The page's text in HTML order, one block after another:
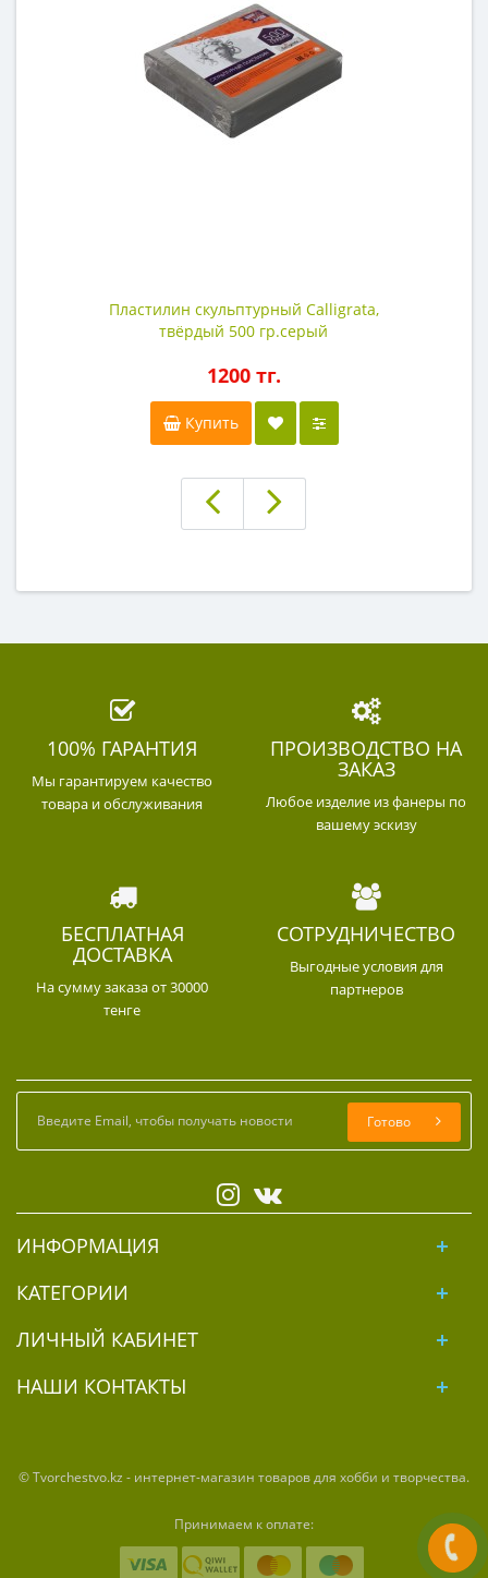
Пластилин скульптурный Calligrata,
твёрдый 500 гр.серый
1200 тг.
Купить
100% ГАРАНТИЯ
Мы гарантируем качество
товара и обслуживания
ПРОИЗВОДСТВО НА
ЗАКАЗ
Любое изделие из фанеры по
вашему эскизу
БЕСПЛАТНАЯ
ДОСТАВКА
На сумму заказа от 30000
тенге
СОТРУДНИЧЕСТВО
Выгодные условия для
партнеров
Готово
ИНФОРМАЦИЯ
КАТЕГОРИИ
ЛИЧНЫЙ КАБИНЕТ
НАШИ КОНТАКТЫ
© Tvorchestvo.kz - интернет-магазин товаров для хобби и творчества.
Принимаем к оплате: